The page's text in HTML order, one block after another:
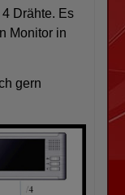
Drähte. Es
Monitor in
gern